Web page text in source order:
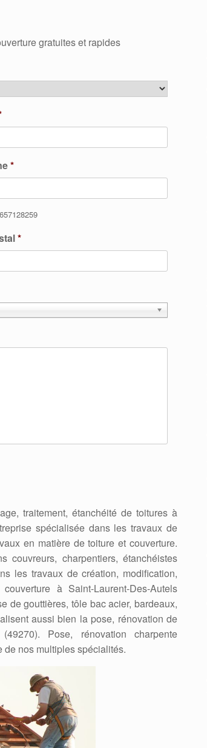
gratuites et rapides
*
*
traitement, étanchéité de toitures à
spécialisée dans les travaux de
en matière de toiture et couverture.
couvreurs, charpentiers, étanchéistes
les travaux de création, modification,
à Saint-Laurent-Des-Autels
de gouttières, tôle bac acier, bardeaux,
aussi bien la pose, rénovation de
Pose, rénovation charpente
de nos multiples spécialités.